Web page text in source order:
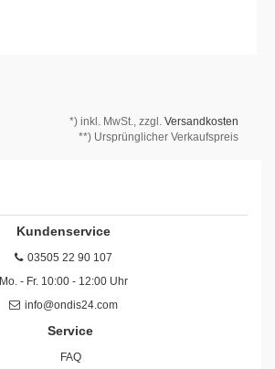
*) inkl. MwSt., zzgl. Versandkosten
**) Ursprünglicher Verkaufspreis
Kundenservice
03505 22 90 107
Mo. - Fr. 10:00 - 12:00 Uhr
info@ondis24.com
Service
FAQ